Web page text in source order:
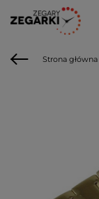
Strona główna